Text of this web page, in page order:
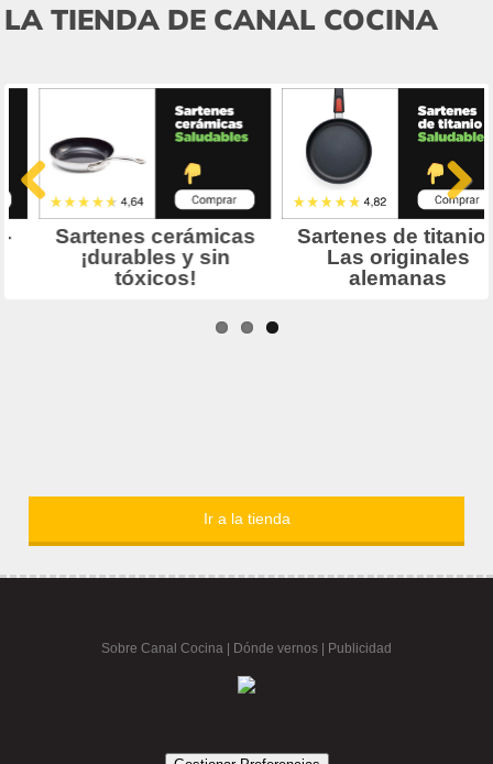
LA TIENDA DE CANAL COCINA
Ir a la tienda
Sobre Canal Cocina Dónde vernos | Publicidad